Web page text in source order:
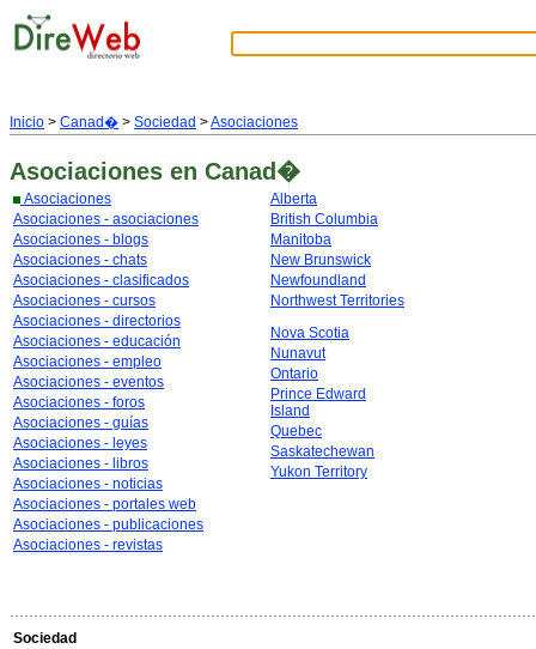
Inicio > Canad� > Sociedad >Asociaciones
Asociaciones en Canad�
Asociaciones
Asociaciones - asociaciones
Asociaciones - blogs
Asociaciones - chats
Asociaciones - clasificados
Asociaciones - cursos
Asociaciones - directorios
Asociaciones - educación
Asociaciones - empleo
Asociaciones - eventos
Asociaciones - foros
Asociaciones - guías
Asociaciones - leyes
Asociaciones - libros
Asociaciones - noticias
Asociaciones - portales web
Asociaciones - publicaciones
Asociaciones - revistas
Alberta
British Columbia
Manitoba
New Brunswick
Newfoundland
Northwest Territories
Nova Scotia
Nunavut
Ontario
Prince Edward
Island
Quebec
Saskatechewan
Yukon Territory
Sociedad